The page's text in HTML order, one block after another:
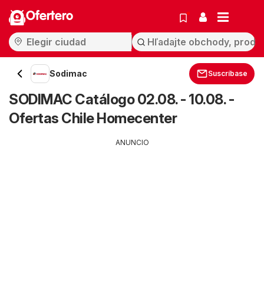
Ofertero
Sodimac Suscríbase
SODIMAC Catálogo 02.08. - 10.08. -
Ofertas Chile Homecenter
ANUNCIO